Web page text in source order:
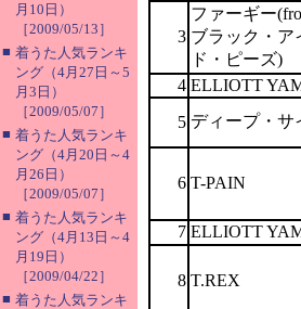
月10日）
［2009/05/13］
■ 着うた人気ランキ
ング（4月27日～5
月3日）
［2009/05/07］
■ 着うた人気ランキ
ング（4月20日～4
月26日）
［2009/05/07］
■ 着うた人気ランキ
ング（4月13日～4
月19日）
［2009/04/22］
■ 着うた人気ランキ
3
ファーギー
ブラック・ア
ド・ピーズ)
4 ELLIOTT
5 ディープ・サ
6 T-PAIN
7 ELLIOTT
8 T.REX